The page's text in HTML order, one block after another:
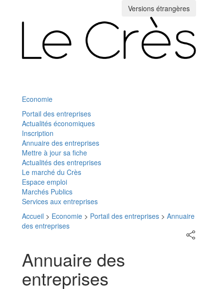
Versions étrangères
Economie
Portail des entreprises
Actualités économiques
Inscription
Annuaire des entreprises
Mettre à jour sa fiche
Actualités des entreprises
Le marché du Crès
Espace emploi
Marchés Publics
Services aux entreprises
Accueil > Economie > Portail des entreprises > Annuaire
des entreprises
Partager
sur
Annuaire des
entreprises